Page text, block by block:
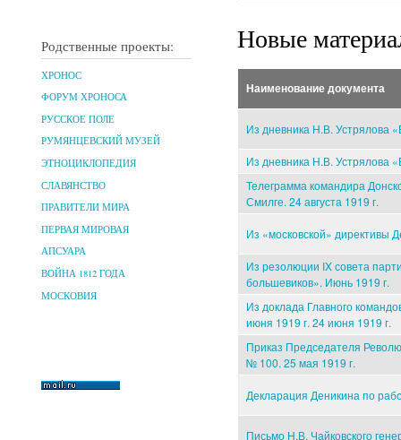
Родственные проекты:
ХРОНОС
ФОРУМ ХРОНОСА
РУССКОЕ ПОЛЕ
РУМЯНЦЕВСКИЙ МУЗЕЙ
ЭТНОЦИКЛОПЕДИЯ
СЛАВЯНСТВО
ПРАВИТЕЛИ МИРА
ПЕРВАЯ МИРОВАЯ
АПСУАРА
ВОЙНА 1812 ГОДА
МОСКОВИЯ
Новые
Наименование документа
Из дневника Н.В. Устрялова
Из дневника Н.В. Устрялова
Телеграмма командира
Смилге. 24 августа 1919 г.
Из «московской» директивы
Из резолюции IX совета
большевиков». Июнь 1919 г.
Из доклада Главного
июня 1919 г. 24 июня 1919 г.
Приказ Председателя
№ 100. 25 мая 1919 г.
Декларация Деникина по
Письмо Н.В. Чайковского